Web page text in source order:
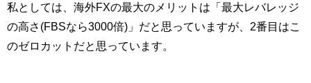
私としては、海外FXの最大のメリットは「最大レバレッジ
の高さ(FBSなら3000倍)」だと思っていますが、 2番目はこ
のゼロカットだと思っています。